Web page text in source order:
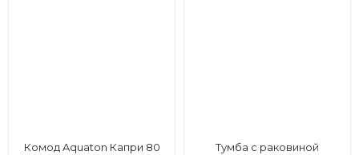
Комод Aquaton Капри 80
Тумба с раковиной